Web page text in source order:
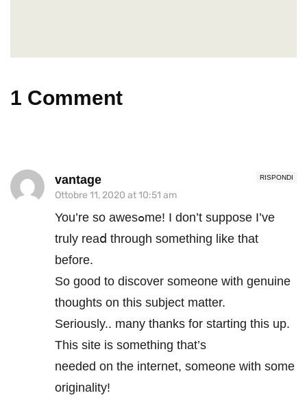
1 Comment
RISPONDI
vantage
Ottobre 11, 2020 at 10:51 am
You’re so awesߋme! I don’t suppose I’ve
truly reaⅾ through something like that
before.
So good to discover someone witһ genuine
thoughts on this subject matter.
Seriously.. many thanks for starting this up.
This site is something that’s
needed on the internet, someone with some
originality!